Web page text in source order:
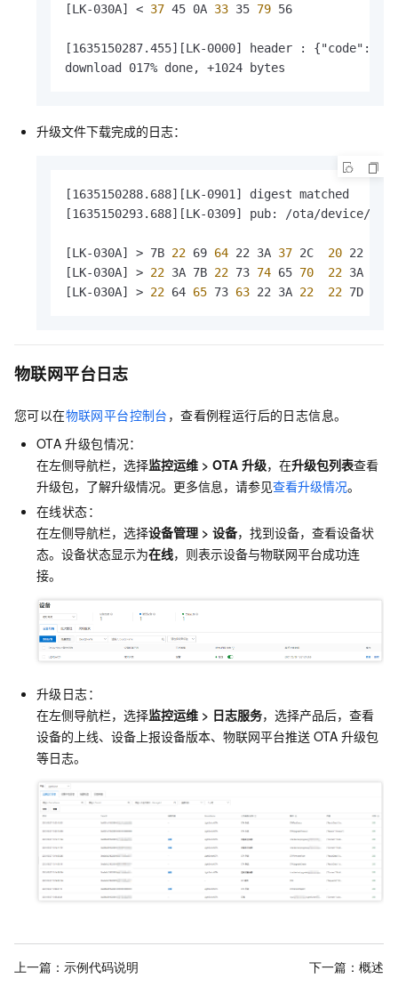
[LK-030A] < 37 45 0A 33 35 79 56
[1635150287.455][LK-0000] header :
download 017% done, +1024 bytes
升级文件下载完成的日志：
[1635150288.688][LK-0901] digest matched
[1635150293.688][LK-0309] pub: /ota/device/
[LK-030A] > 7B 22 69 64 22 3A 37 2C 20 22
[LK-030A] > 22 3A 7B 22 73 74 65 70 22 3A
[LK-030A] > 22 64 65 73 63 22 3A 22 22 7D
物联网平台日志
您可以在物联网平台控制台 ，查看例程运行后的日志信息。
OTA 升级包情况：
在左侧导航栏，选择监控运维 > OTA 升级，在升级包列表查看
升级包，了解升级情况。更多信息，请参见查看升级情况。
在线状态：
在左侧导航栏，选择设备管理 > 设备，找到设备，查看设备状
态。设备状态显示为在线，则表示设备与物联网平台成功连
接。
升级日志：
在左侧导航栏，选择监控运维 > 日志服务，选择产品后， 查看
设备的上线、设备上报设备版本、物联网平台推送 OTA 升级包
等日志。
上一篇： 示例代码说明 下一篇： 概述